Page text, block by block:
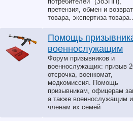
претензия, обмен и возврат
товара, экспертиза
Помощь
военнослужащим
Форум призывников и
военнослужащих: призыв
отсрочка, военкомат,
медкомиссия. Помощь
призывникам, офицерам
а также военнослужащим и
членам их семей